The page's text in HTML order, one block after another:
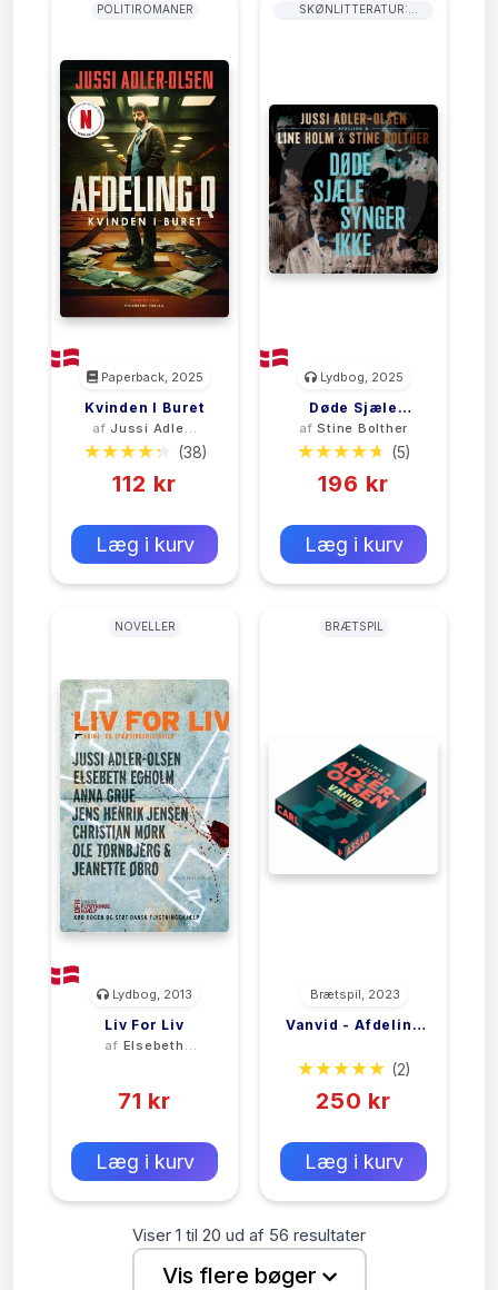
POLITIROMANER
Paperback, 2025
Kvinden I Buret
afJussi Adler-
Olsen
(38)
112 kr
Læg i kurv
SKØNLITTERATUR:
Lydbog, 2025
Døde Sjæle
Synger Ikke
afStine Bolther
(5)
196 kr
Læg i kurv
NOVELLER
Lydbog, 2013
Liv For Liv
af Elsebeth
71 kr
Læg i kurv
BRÆTSPIL
Brætspil, 2023
Vanvid - Afdeling
(2)
250 kr
Læg i kurv
Viser 1 til 20 ud af 56 resultater
Vis flere bøger